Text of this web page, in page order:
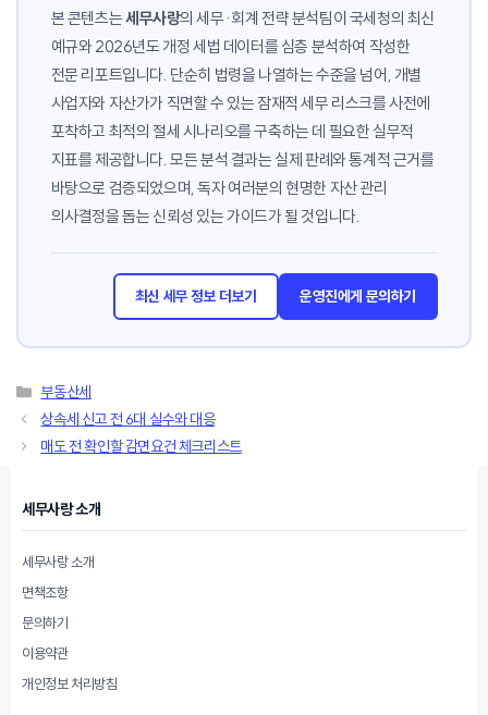
본 콘텐츠는세무사랑의 세무·회계 전략 분석팀이 국세청의 최신
예규와 2026년도 개정 세법 데이터를 심층 분석하여 작성한
전문 리포트입니다. 단순히 법령을 나열하는 수준을 넘어, 개별
사업자와 자산가가 직면할 수 있는 잠재적 세무 리스크를 사전에
포착하고 최적의 절세 시나리오를 구축하는 데 필요한 실무적
지표를 제공합니다. 모든 분석 결과는 실제 판례와 통계적 근거를
바탕으로 검증되었으며, 독자 여러분의 현명한 자산 관리
의사결정을 돕는 신뢰성 있는 가이드가 될 것입니다.
최신 세무 정보 더보기 운영진에게 문의하기
카
테
고
리
부동산세
상속세 신고 전 6대 실수와 대응
매도 전 확인할 감면요건 체크리스트
세무사랑 소개
세무사랑 소개
면책조항
문의하기
이용약관
개인정보 처리방침